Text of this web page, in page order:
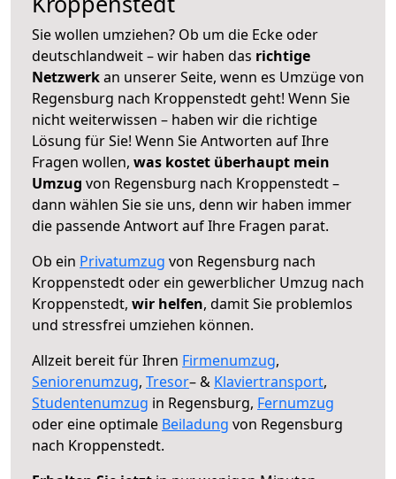
Sie wollen umziehen? Ob um die Ecke oder
deutschlandweit – wir haben das richtige
Netzwerkan unserer Seite, wenn es Umzüge von
Regensburg nach Kroppenstedt geht! Wenn Sie
nicht weiterwissen – haben wir die richtige
Lösung für Sie! Wenn Sie Antworten auf Ihre
Fragen wollen, was kostet überhaupt mein
Umzug von Regensburg nach Kroppenstedt –
dann wählen Sie sie uns, denn wir haben immer
die passende Antwort auf Ihre Fragen parat.
Ob ein Privatumzug von Regensburg nach
Kroppenstedt oder ein gewerblicher Umzug nach
Kroppenstedt, wir helfen, damit Sie problemlos
und stressfrei umziehen können.
Allzeit bereit für Ihren Firmenumzug,
Seniorenumzug, Tresor– & Klaviertransport,
Studentenumzug in Regensburg, Fernumzug
oder eine optimale Beiladung von Regensburg
nach Kroppenstedt.